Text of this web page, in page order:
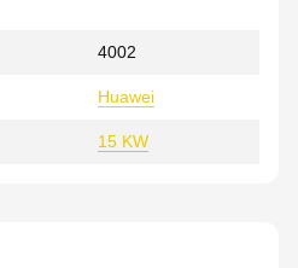
4002
Huawei
15 KW